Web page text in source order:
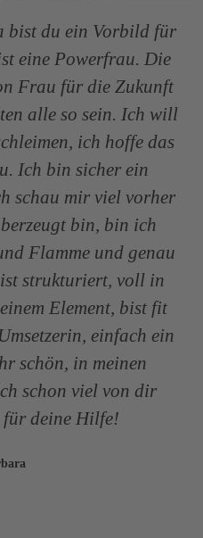
bist du ein Vorbild für
eine Powerfrau. Die
Frau für die Zukunft
alle so sein. Ich will
ich hoffe das
Ich bin sicher ein
schau mir viel vorher
bin, bin ich
Flamme und genau
strukturiert, voll in
Element, bist fit
einfach ein
schön, in meinen
schon viel von dir
deine Hilfe!